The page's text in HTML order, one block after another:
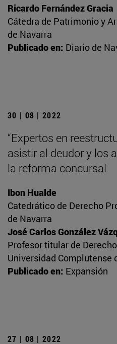
Ricardo Fernández Gracia
Cátedra de Patrimonio y
de Navarra
Publicado en: Diario de
30 | 08 | 2022
“Expertos en
asistir al deudor y los
la reforma concursal
Ibon Hualde
Catedrático de Derecho
de Navarra
José Carlos González
Profesor titular de
Universidad Complutense
Publicado en: Expansión
27 | 08 | 2022